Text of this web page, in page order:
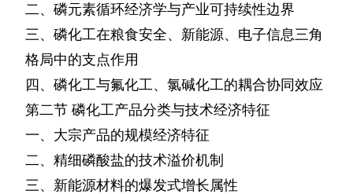
二、磷元素循环经济学与产业可持续性边界
三、磷化工在粮食安全、新能源、电子信息三角
格局中的支点作用
四、磷化工与氟化工、氯碱化工的耦合协同效应
第二节 磷化工产品分类与技术经济特征
一、大宗产品的规模经济特征
二、精细磷酸盐的技术溢价机制
三、新能源材料的爆发式增长属性